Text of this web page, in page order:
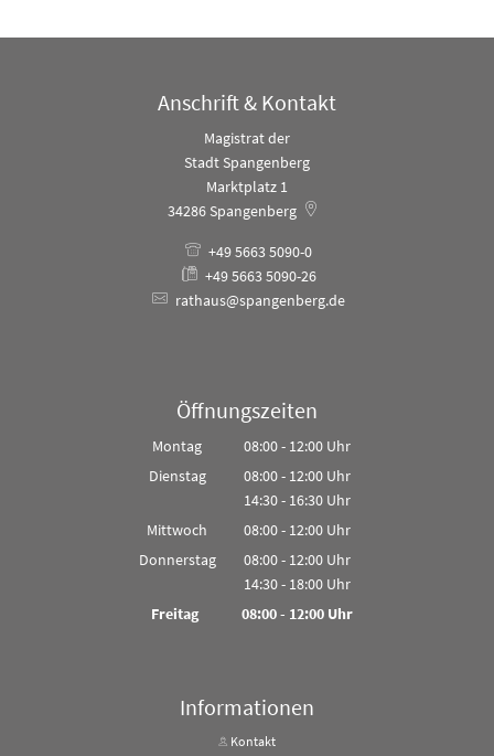
Anschrift & Kontakt
Magistrat der
Stadt Spangenberg
Marktplatz 1
34286 Spangenberg
+49 5663 5090-0
+49 5663 5090-26
rathaus@spangenberg.de
Öffnungszeiten
Montag 08:00- 12:00Uhr
Von 08:00 bis 12:00 Uhr
Dienstag 08:00- 12:00Uhr
Von 08:00 bis 12:00 Uhr
14:30- 16:30Uhr
Von 14:30 bis 16:30 Uhr
Mittwoch 08:00- 12:00Uhr
Von 08:00 bis 12:00 Uhr
Donnerstag 08:00- 12:00Uhr
Von 08:00 bis 12:00 Uhr
14:30- 18:00Uhr
Von 14:30 bis 18:00 Uhr
Freitag 08:00- 12:00Uhr
Informationen
Kontakt